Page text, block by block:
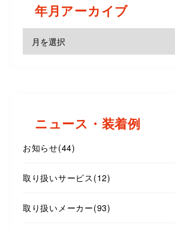
年月アーカイブ
ニュース・装着例
お知らせ(44)
取り扱いサービス (12)
取り扱いメーカー(93)